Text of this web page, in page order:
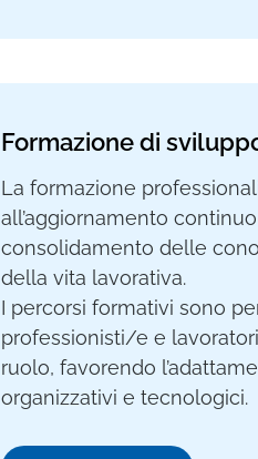
Formazione di
La formazione
all’aggiornamento
consolidamento delle
della vita lavorativa.
I percorsi formativi sono
professionisti/e e
ruolo, favorendo
organizzativi e tecnologici.